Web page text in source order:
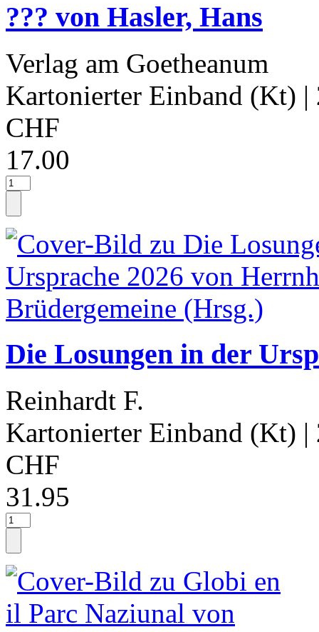
??? von Hasler, Hans
Verlag am Goetheanum
Kartonierter Einband (Kt) |
CHF
17.00
Die Losungen in der
Reinhardt F.
Kartonierter Einband (Kt) |
CHF
31.95